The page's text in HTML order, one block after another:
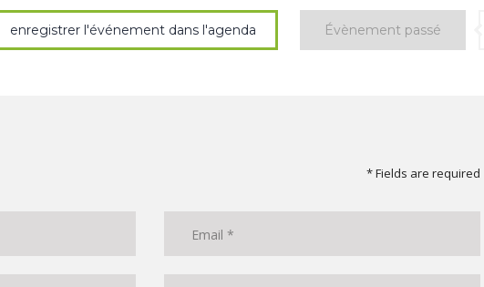
enregistrer l'événement dans l'agenda Évènement passé
* Fields are required